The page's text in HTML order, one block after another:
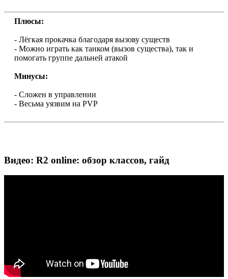
Плюсы:
- Лёгкая прокачка благодаря вызову существ
- Можно играть как танком (вызов существа), так и
помогать группе дальней атакой
Минусы:
- Сложен в управлении
- Весьма уязвим на PVP
Видео: R2 online: обзор классов, гайд